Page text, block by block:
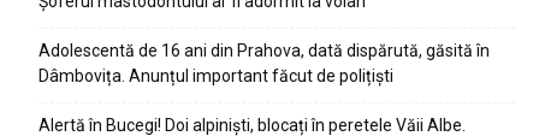
Adolescentă de 16 ani din Prahova, dată dispărută, găsită în
Dâmbovița. Anunțul important făcut de polițiști
Alertă în Bucegi! Doi alpiniști, blocați în peretele Văii Albe.